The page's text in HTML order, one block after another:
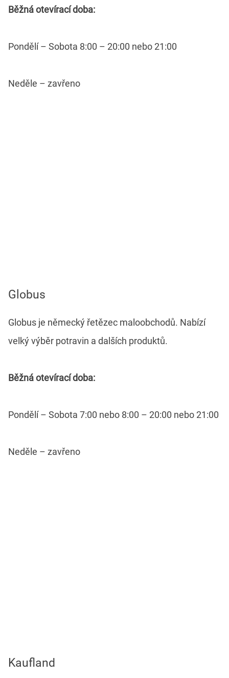
Běžná otevírací doba:
Pondělí – Sobota 8:00 – 20:00 nebo 21:00
Neděle – zavřeno
Globus
Globus je německý řetězec maloobchodů. Nabízí
velký výběr potravin a dalších produktů.
Běžná otevírací doba:
Pondělí – Sobota 7:00 nebo 8:00 – 20:00 nebo 21:00
Neděle – zavřeno
Kaufland